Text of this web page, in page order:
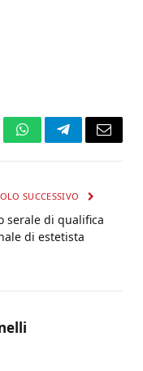
WhatsAppTelegramEmail
SUCCESSIVO
serale di qualifica
di estetista